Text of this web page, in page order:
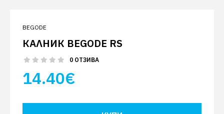
BEGODE
КАЛНИК BEGODE RS
0 ОТЗИВА
14.40€